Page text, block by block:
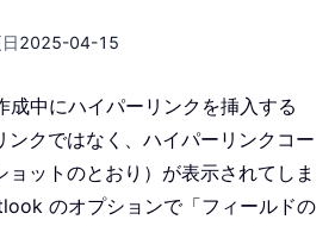
2025-04-15
中にハイパーリンクを挿入する
ンクではなく、ハイパーリンクコー
ョットのとおり）が表示されてしま
のオプションで「フィールドの